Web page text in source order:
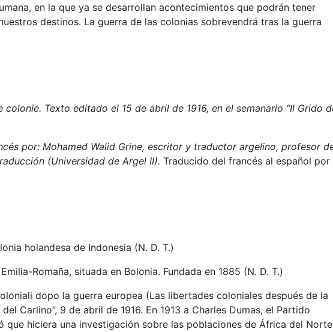
en la que ya se desarrollan acontecimientos que podrán tener
destinos. La guerra de las colonias sobrevendrá tras la guerra
Texto editado el 15 de abril de 1916, en el semanario “Il Grido
por: Mohamed Walid Grine, escritor y traductor argelino, profesor
(Universidad de Argel II).Traducido del francés al español por
holandesa de Indonesia (N. D. T.)
Romaña, situada en Bolonia. Fundada en 1885 (N. D. T.)
dopo la guerra europea (Las libertades coloniales después de la
Carlino”, 9 de abril de 1916. En 1913 a Charles Dumas, el Partido
que hiciera una investigación sobre las poblaciones de África del Norte